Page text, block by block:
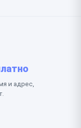
и адрес,